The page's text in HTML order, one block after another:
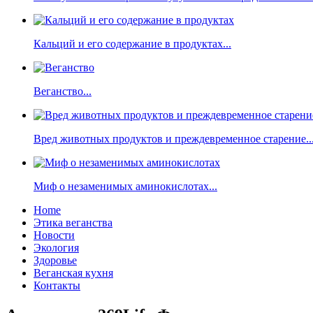
Кальций и его содержание в продуктах...
Веганство...
Вред животных продуктов и преждевременное
Миф о незаменимых аминокислотах...
Home
Этика веганства
Новости
Экология
Здоровье
Веганская кухня
Контакты